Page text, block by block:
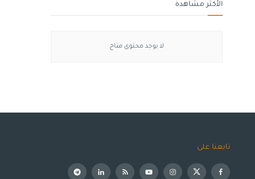
الأكثر مشاهدة
لا يوجد محتوى متاح
تابعنا على